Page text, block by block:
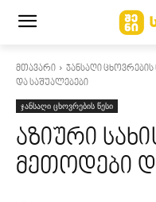
მთავარი ჯანსაღი ცხოვრების
და საშუალებები
ჯანსაღი ცხოვრების წესი
აზიური
მეთოდები